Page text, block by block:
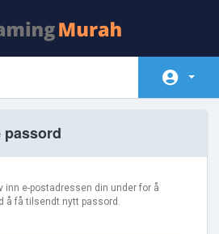
inn e-postadressen din under for å
å få tilsendt nytt passord.